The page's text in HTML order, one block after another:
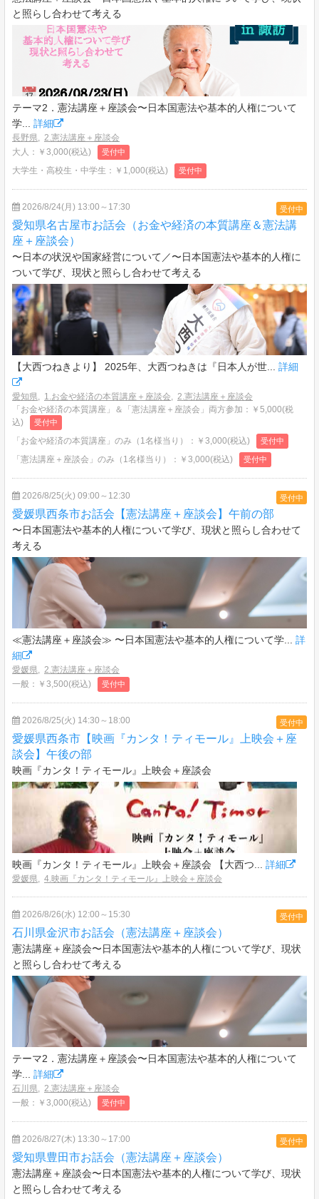
と照らし合わせて考える
テーマ2．憲法講座＋座談会〜日本国憲法や基本的人権について
学... 詳細
長野県, 2.憲法講座＋座談会
大人：￥3,000(税込)
受付中
大学生・高校生・中学生：￥1,000(税込) 受付中
受付中
2026/8/24(月) 13:00～17:30
愛知県名古屋市お話会（お金や経済の本質講座＆憲法講
座＋座談会）
〜日本の状況や国家経営について／〜日本国憲法や基本的人権に
ついて学び、現状と照らし合わせて考える
【大西つねきより】 2025年、大西つねきは『日本人が世... 詳細
愛知県, 1.お金や経済の本質講座＋座談会, 2.憲法講座＋座談会
「お金や経済の本質講座」＆「憲法講座＋座談会」両方参加：￥5,000(税
込)
受付中
「お金や経済の本質講座」のみ（1名様当り）：￥3,000(税込) 受付中
「憲法講座＋座談会」のみ（1名様当り）：￥3,000(税込) 受付中
受付中
2026/8/25(火) 09:00～12:30
愛媛県西条市お話会【憲法講座＋座談会】午前の部
〜日本国憲法や基本的人権について学び、現状と照らし合わせて
考える
≪憲法講座＋座談会≫ 〜日本国憲法や基本的人権について学... 詳
細
愛媛県, 2.憲法講座＋座談会
一般：￥3,500(税込)
受付中
受付中
2026/8/25(火) 14:30～18:00
愛媛県西条市【映画『カンタ！ティモール』上映会＋座
談会】午後の部
映画『カンタ！ティモール』上映会＋座談会
映画『カンタ！ティモール』上映会＋座談会 【大西つ... 詳細
愛媛県, 4.映画『カンタ！ティモール』上映会＋座談会
受付中
2026/8/26(水) 12:00～15:30
石川県金沢市お話会（憲法講座＋座談会）
憲法講座＋座談会〜日本国憲法や基本的人権について学び、現状
と照らし合わせて考える
テーマ2．憲法講座＋座談会〜日本国憲法や基本的人権について
学... 詳細
石川県, 2.憲法講座＋座談会
一般：￥3,000(税込)
受付中
受付中
2026/8/27(木) 13:30～17:00
愛知県豊田市お話会（憲法講座＋座談会）
憲法講座＋座談会〜日本国憲法や基本的人権について学び、現状
と照らし合わせて考える